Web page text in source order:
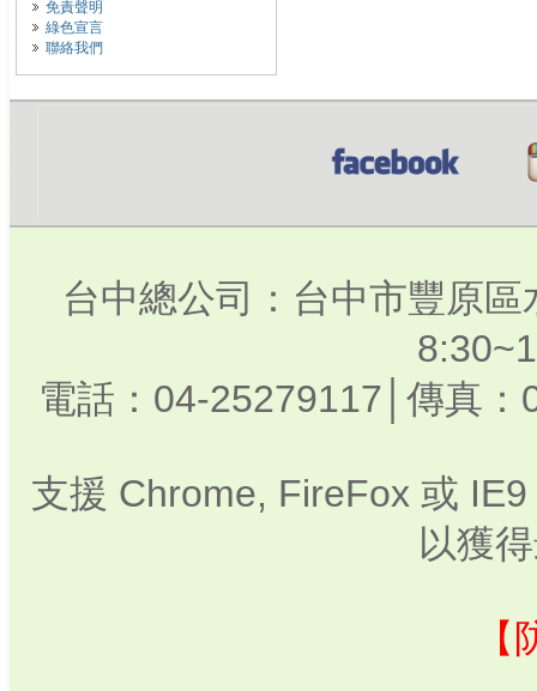
免責聲明
綠色宣言
聯絡我們
台中總公司：台中市豐原
電話：04-25279117│傳真
支援 Chrome, FireFox 或
以獲